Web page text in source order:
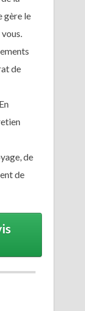
gère le
de
de
de